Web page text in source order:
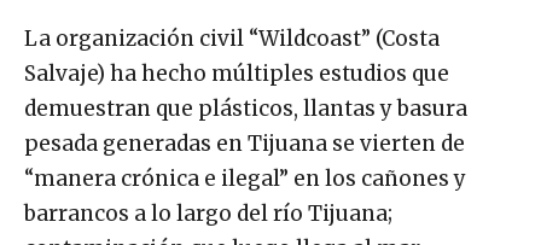
La organización civil “Wildcoast” (Costa
Salvaje) ha hecho múltiples estudios que
demuestran que plásticos, llantas y basura
pesada generadas en Tijuana se vierten de
“manera crónica e ilegal” en los cañones y
barrancos a lo largo del río Tijuana;